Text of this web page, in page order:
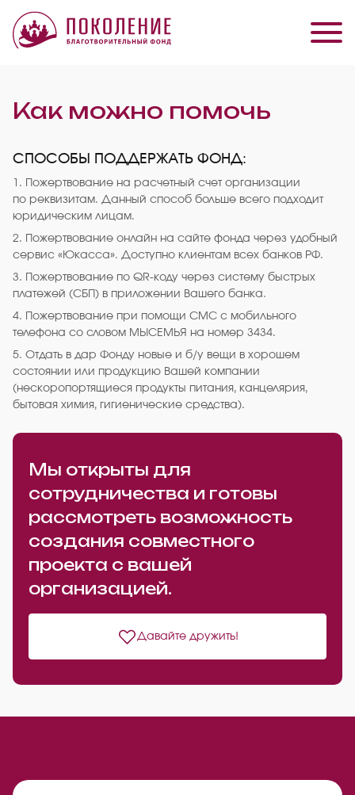
Как можно помочь
СПОСОБЫ ПОДДЕРЖАТЬ ФОНД:
1. Пожертвование на расчетный счет организации
по реквизитам. Данный способ больше всего подходит
юридическим лицам.
2. Пожертвование онлайн на сайте фонда через удобный
сервис «Юкасса». Доступно клиентам всех банков РФ.
3. Пожертвование по QR-коду через систему быстрых
платежей (СБП) в приложении Вашего банка.
4. Пожертвование при помощи СМС с мобильного
телефона со словом МЫСЕМЬЯ на номер 3434.
5. Отдать в дар Фонду новые и б/у вещи в хорошем
состоянии или продукцию Вашей компании
(нескоропортящиеся продукты питания, канцелярия,
бытовая химия, гигиенические средства).
Мы открыты для
сотрудничества и готовы
рассмотреть возможность
создания совместного
проекта с вашей
организацией.
Давайте дружить!